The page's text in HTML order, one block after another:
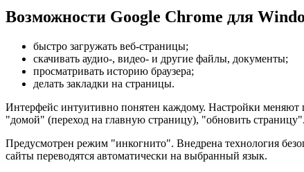
Возможности Google Chrome для
быстро загружать веб-страницы;
скачивать аудио-, видео- и другие файлы, документы;
просматривать историю браузера;
делать закладки на страницы.
Интерфейс интуитивно понятен каждому. Настройки меняют
"домой" (переход на главную страницу), "обновить страницу".
Предусмотрен режим "инкогнито". Внедрена технология
сайты переводятся автоматически на выбранный язык.